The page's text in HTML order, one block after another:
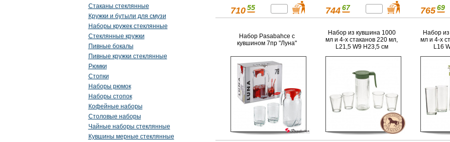
Стаканы стеклянные
Кружки и бутыли для смузи
Наборы кружек стеклянные
Стеклянные кружки
Пивные бокалы
Пивные кружки стеклянные
Рюмки
Стопки
Наборы рюмок
Наборы стопок
Кофейные наборы
Столовые наборы
Чайные наборы стеклянные
Кувшины мерные стеклянные
710 55 744 67 765 69
Набор Pasabahce с
кувшином 7пр "Луна"
Набор из кувшина 1000
мл и 4-х стаканов 220 мл,
L21,5 W9 H23,5 см
Набор
мл и 4-х
L16